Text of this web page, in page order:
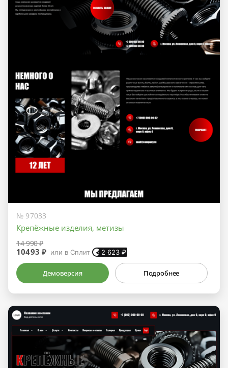
№ 97033
Крепёжные изделия, метизы
14 990 ₽
10493 ₽ или в Сплит 2 623 ₽
Демоверсия Подробнее